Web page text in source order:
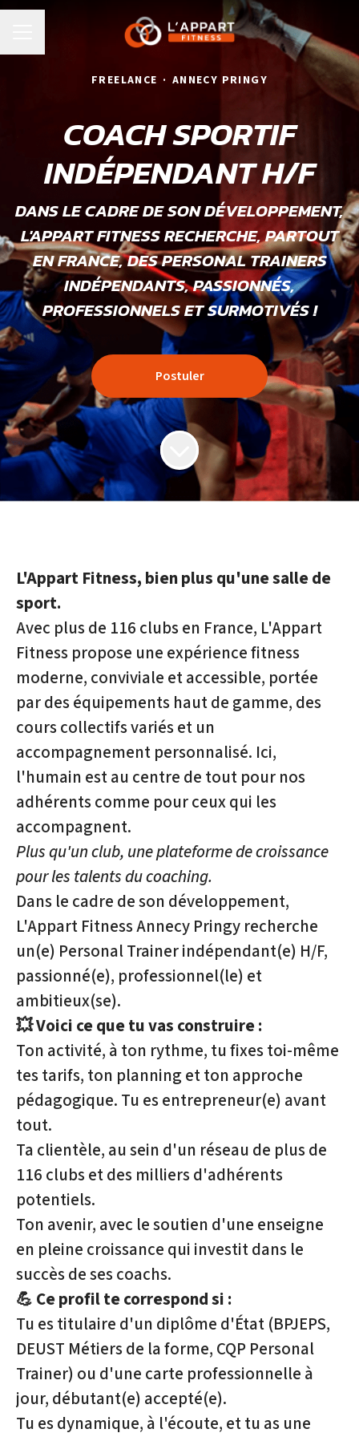
FREELANCE · ANNECY PRINGY
COACH SPORTIF
INDÉPENDANT H/F
DANS LE CADRE DE SON DÉVELOPPEMENT,
L'APPART FITNESS RECHERCHE, PARTOUT
EN FRANCE, DES PERSONAL TRAINERS
INDÉPENDANTS, PASSIONNÉS,
PROFESSIONNELS ET SURMOTIVÉS !
Postuler
L'Appart Fitness, bien plus qu'une salle de
sport.
Avec plus de 116 clubs en France, L'Appart
Fitness propose une expérience fitness
moderne, conviviale et accessible, portée
par des équipements haut de gamme, des
cours collectifs variés et un
accompagnement personnalisé. Ici,
l'humain est au centre de tout pour nos
adhérents comme pour ceux qui les
accompagnent.
Plus qu'un club, une plateforme de croissance
pour les talents du coaching.
Dans le cadre de son développement,
L'Appart Fitness Annecy Pringy recherche
un(e) Personal Trainer indépendant(e) H/F,
passionné(e), professionnel(le) et
ambitieux(se).
💥 Voici ce que tu vas construire :
Ton activité, à ton rythme, tu fixes toi-même
tes tarifs, ton planning et ton approche
pédagogique. Tu es entrepreneur(e) avant
tout.
Ta clientèle, au sein d'un réseau de plus de
116 clubs et des milliers d'adhérents
potentiels.
Ton avenir, avec le soutien d'une enseigne
en pleine croissance qui investit dans le
succès de ses coachs.
💪 Ce profil te correspond si :
Tu es titulaire d'un diplôme d'État (BPJEPS,
DEUST Métiers de la forme, CQP Personal
Trainer) ou d'une carte professionnelle à
jour, débutant(e) accepté(e).
Tu es dynamique, à l'écoute, et tu as une